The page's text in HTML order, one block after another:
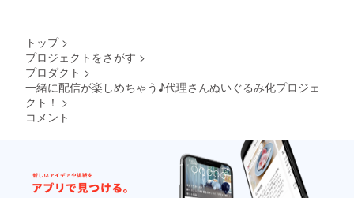
トップ >
プロジェクトをさがす >
プロダクト >
一緒に配信が楽しめちゃう♪代理さんぬいぐるみ化プロジェ
クト！ >
コメント